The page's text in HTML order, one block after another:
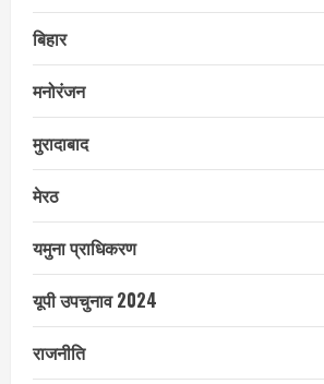
बिहार
मनोरंजन
मुरादाबाद
मेरठ
यमुना प्राधिकरण
यूपी उपचुनाव 2024
राजनीति